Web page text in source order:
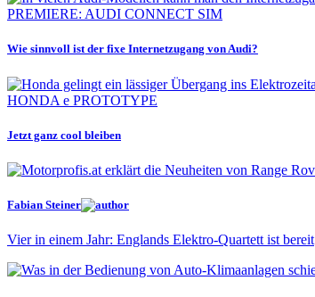
PREMIERE: AUDI CONNECT SIM
Wie sinnvoll ist der fixe Internetzugang von Audi?
HONDA e PROTOTYPE
Jetzt ganz cool bleiben
Fabian Steiner
Vier in einem Jahr: Englands Elektro-Quartett ist bereit